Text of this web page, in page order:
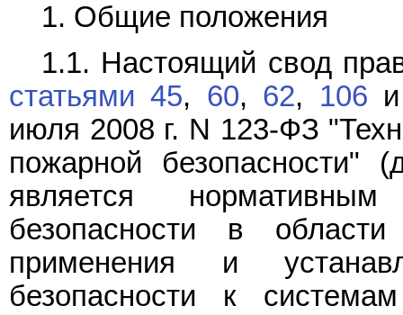
1. Общие положения
1.1. Настоящий свод
статьями 45, 60, 62, 106
июля 2008 г. N 123-ФЗ
пожарной безопасности"
является
безопасности в области
применения и
безопасности к